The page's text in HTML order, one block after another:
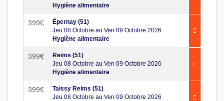
Hygiène alimentaire
399€
Épernay (51)
Jeu 08 Octobre au Ven 09 Octobre 2026
Hygiène alimentaire
399€
Reims (51)
Jeu 08 Octobre au Ven 09 Octobre 2026
Hygiène alimentaire
399€
Taissy Reims (51)
Jeu 08 Octobre au Ven 09 Octobre 2026